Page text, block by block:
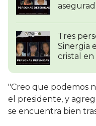
Tres
Sinergia
cristal en
"Creo que podemos
el presidente, y
se encuentra bien